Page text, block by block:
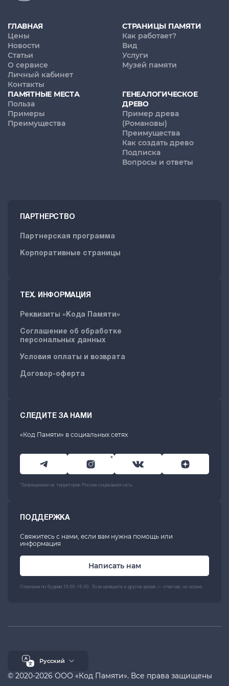
ГЛАВНАЯ
Цены
Новости
Статьи
О сервисе
Личный кабинет
Контакты
СТРАНИЦЫ ПАМЯТИ
Как работает?
Вид
Услуги
Музей памяти
ПАМЯТНЫЕ МЕСТА
Польза
Примеры
Преимущества
ГЕНЕАЛОГИЧЕСКОЕ
ДРЕВО
Пример древа
(Романовы)
Преимущества
Как создать древо
Подписка
Вопросы и ответы
ПАРТНЕРСТВО
Партнерская программа
Корпоративные страницы
ТЕХ. ИНФОРМАЦИЯ
Реквизиты «Кода Памяти»
Соглашение об обработке
персональных данных
Условия оплаты и возврата
Договор-оферта
СЛЕДИТЕ ЗА НАМИ
«Код Памяти» в социальных сетях
*
*Запрещенная на территории России социальная сеть
ПОДДЕРЖКА
Свяжитесь с нами, если вам нужна помощь или
информация
Написать нам
Отвечаем по будням 10:00-18:00. Если напишите в другое время — ответим, но позже.
© 2020-2026 ООО «Код Памяти». Все права защищены
Русский